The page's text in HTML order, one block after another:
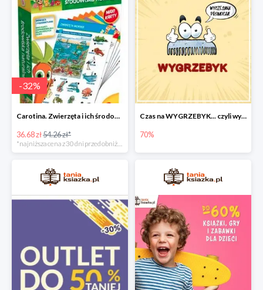
-32%
Carotina. Zwierzęta i ich środowisko naturalne -32%
36.68 zł54.26 zł*
Czas na WYGRZEBYK... czyli wyczesane ceny nawet do - 70%
70%